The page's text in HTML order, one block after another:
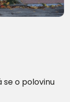
o polovinu